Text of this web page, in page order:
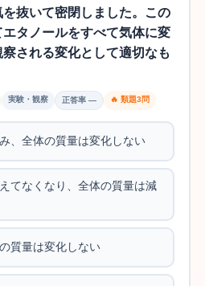
を抜いて密閉しました。この
タノールをすべて気体に変
される変化として適切なも
実験・観察 正答率 — 🔥 類題3問
、全体の質量は変化しない
てなくなり、全体の質量は減
質量は変化しない